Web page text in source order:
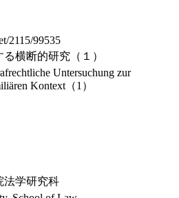
2115/99535
横断的研究（１）
Untersuchung zur
Kontext（1）
法学研究科